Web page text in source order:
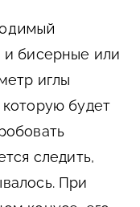
и бисерные или
иглы
будет
следить,
При